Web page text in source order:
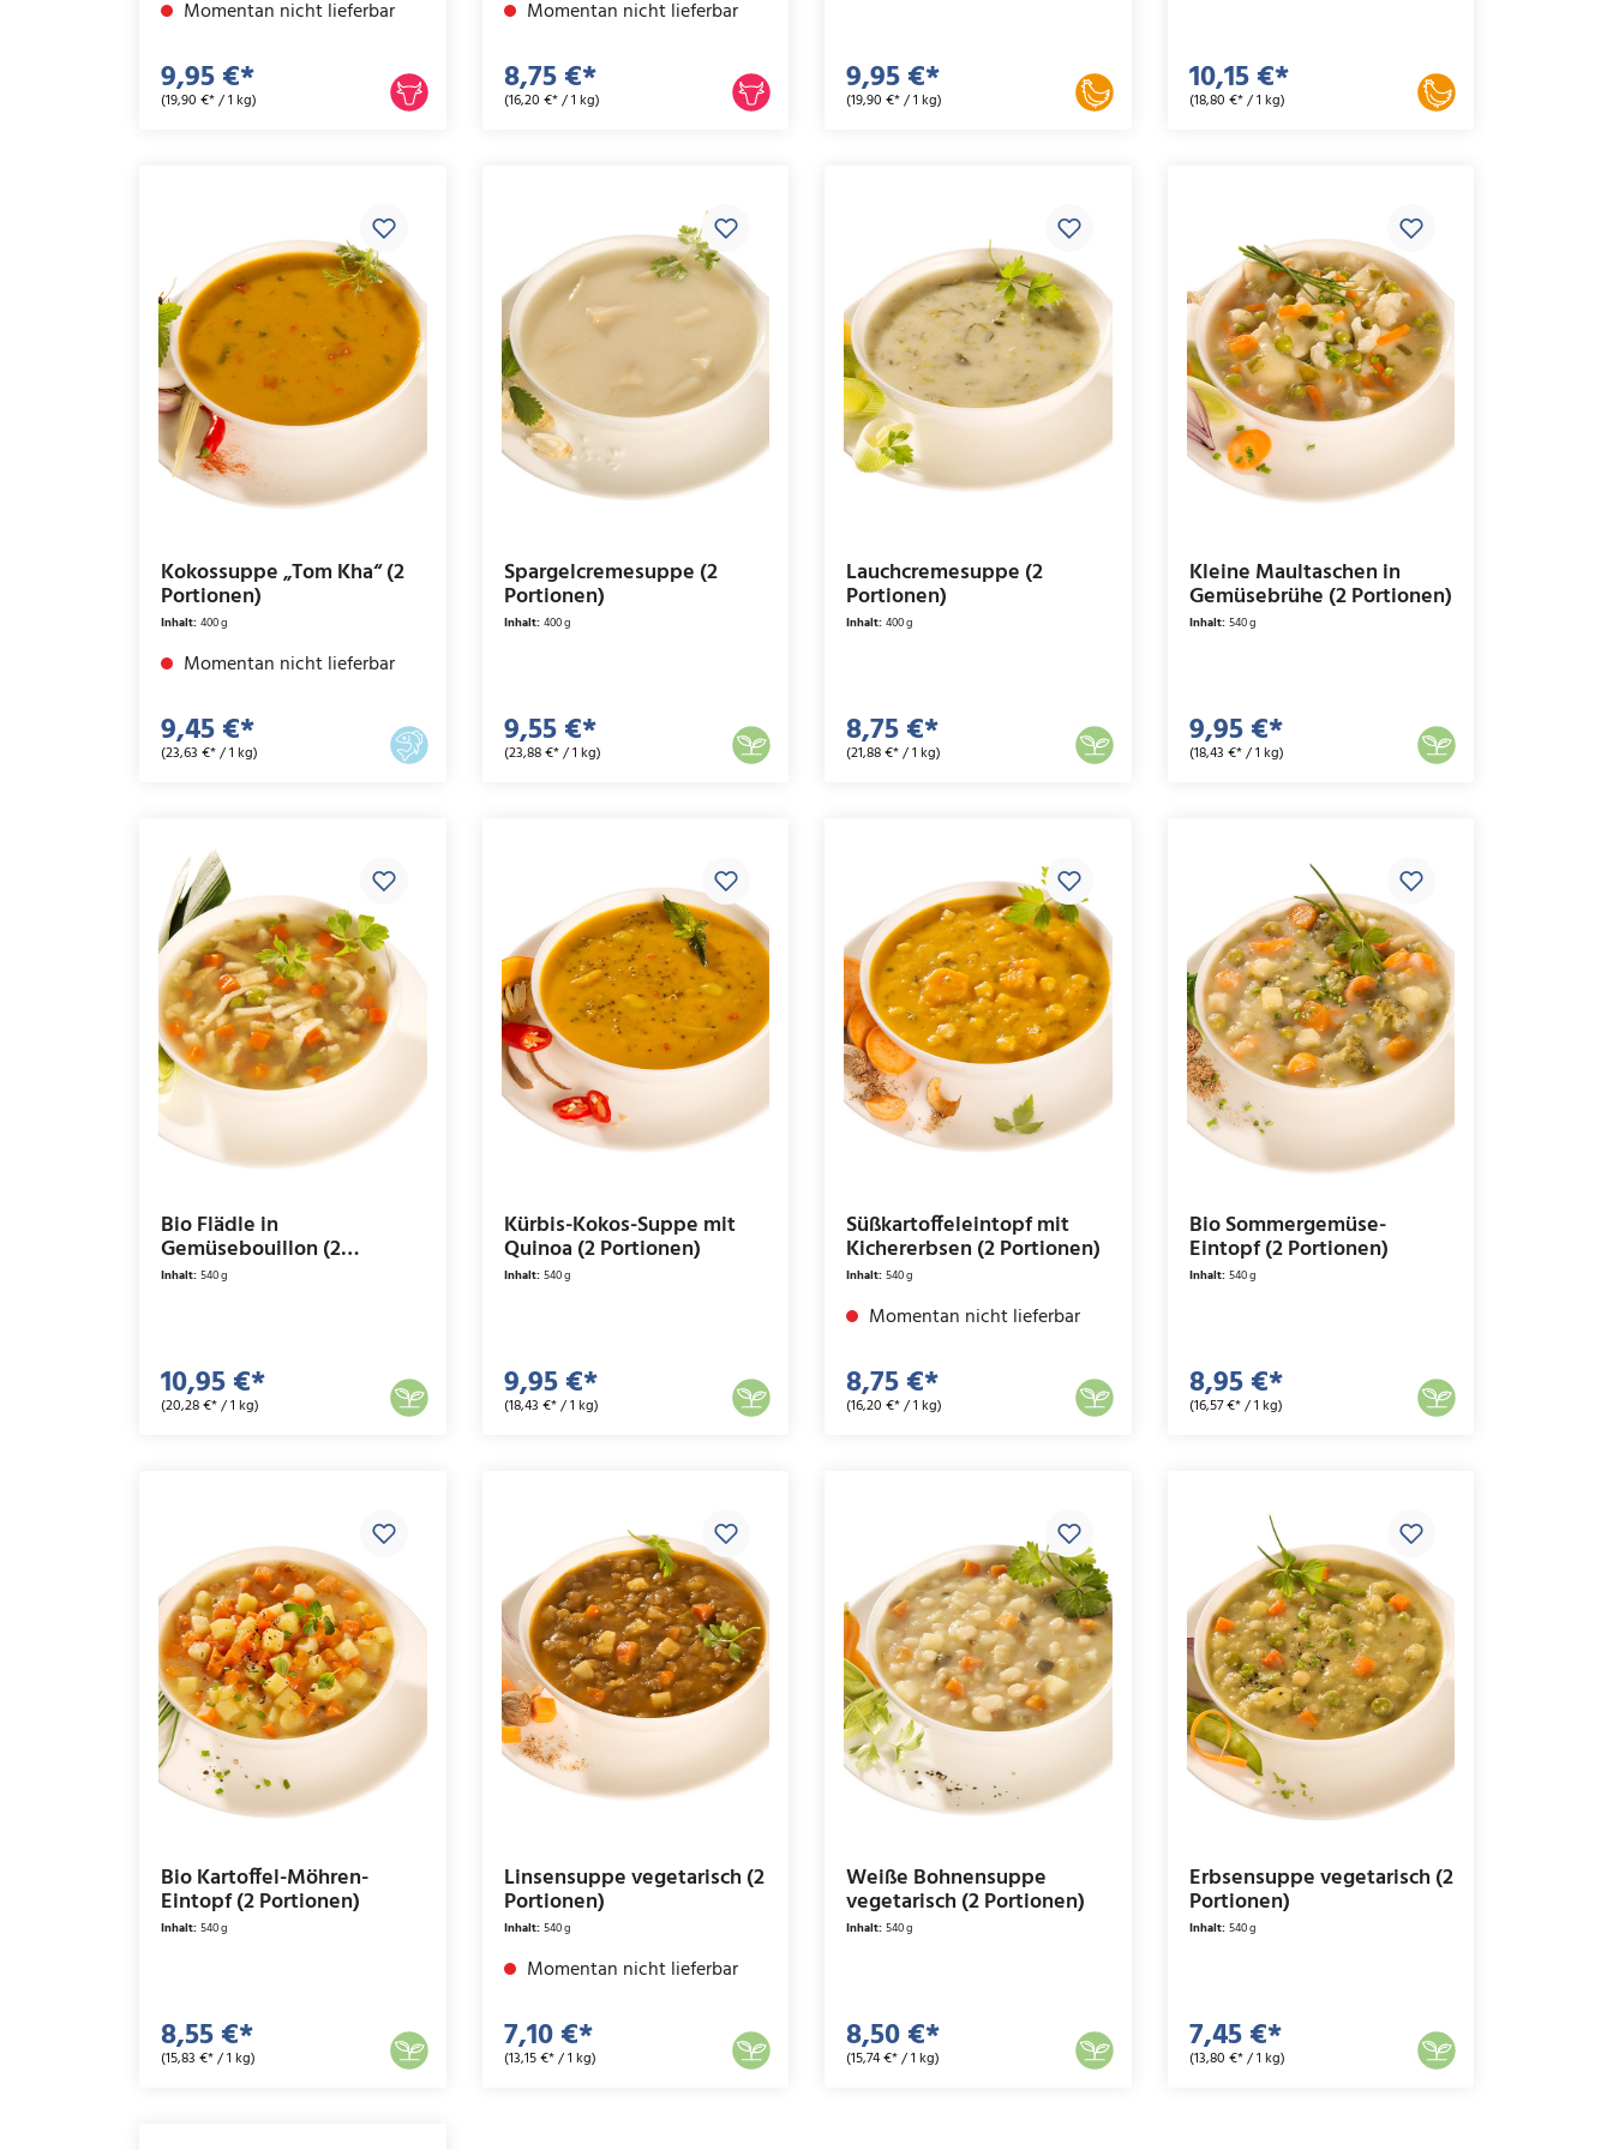
Momentan nicht lieferbar
9,95 €*
(19,90 €* / 1 kg)
Momentan nicht lieferbar
8,75 €*
(16,20 €* / 1 kg) 9,95 €*
(19,90 €* / 1 kg) 10,15 €*
(18,80 €* / 1 kg)
Kokossuppe „Tom Kha“ (2
Portionen)
Inhalt:400 g
Momentan nicht lieferbar
9,45 €*
(23,63 €* / 1 kg)
Spargelcremesuppe (2
Portionen)
Inhalt:400 g
9,55 €*
(23,88 €* / 1 kg)
Lauchcremesuppe (2
Portionen)
Inhalt:400 g
8,75 €*
(21,88 €* / 1 kg)
Kleine Maultaschen in
Gemüsebrühe (2 Portionen)
Inhalt:540 g
9,95 €*
(18,43 €* / 1 kg)
Bio Flädle in
Gemüsebouillon (2
Portionen)
Inhalt:540 g
10,95 €*
(20,28 €* / 1 kg)
Kürbis-Kokos-Suppe mit
Quinoa (2 Portionen)
Inhalt:540 g
9,95 €*
(18,43 €* / 1 kg)
Süßkartoffeleintopf mit
Kichererbsen (2 Portionen)
Inhalt:540 g
Momentan nicht lieferbar
8,75 €*
(16,20 €* / 1 kg)
Bio Sommergemüse-
Eintopf (2 Portionen)
Inhalt:540 g
8,95 €*
(16,57 €* / 1 kg)
Bio Kartoffel-Möhren-
Eintopf (2 Portionen)
Inhalt:540 g
8,55 €*
(15,83 €* / 1 kg)
Linsensuppe vegetarisch (2
Portionen)
Inhalt:540 g
Momentan nicht lieferbar
7,10 €*
(13,15 €* / 1 kg)
Weiße Bohnensuppe
vegetarisch (2 Portionen)
Inhalt:540 g
8,50 €*
(15,74 €* / 1 kg)
Erbsensuppe vegetarisch (2
Portionen)
Inhalt:540 g
7,45 €*
(13,80 €* / 1 kg)